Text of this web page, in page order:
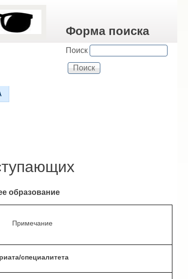
Форма поиска
Поиск
образование
Примечание
специалитета